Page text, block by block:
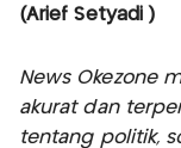
(Arief Setyadi )
News Okezone
akurat dan
tentang politik,